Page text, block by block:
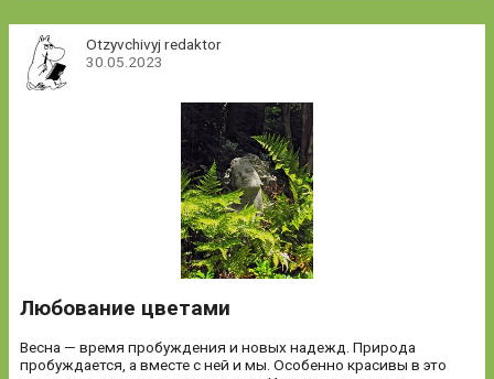
Otzyvchivyj redaktor
30.05.2023
Любование цветами
Весна — время пробуждения и новых надежд. Природа
пробуждается, а вместе с ней и мы. Особенно красивы в это